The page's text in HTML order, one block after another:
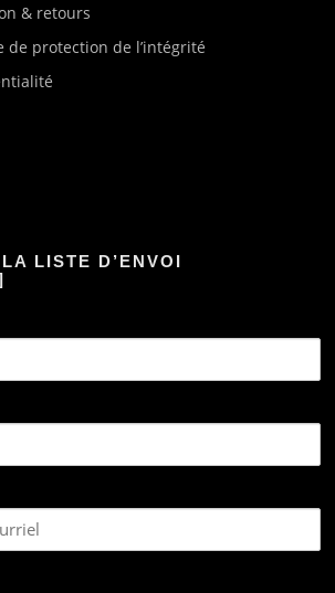
& retours
de protection de l’intégrité
LISTE D’ENVOI